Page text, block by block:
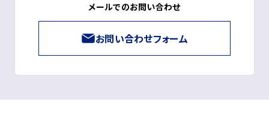
メールでのお問い合わせ
お問い合わせフォーム